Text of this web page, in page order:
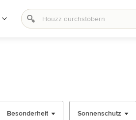
Besonderheit Sonnenschutz